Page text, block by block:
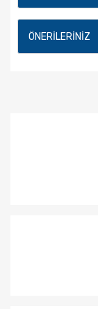
ÖNERILERINIZ